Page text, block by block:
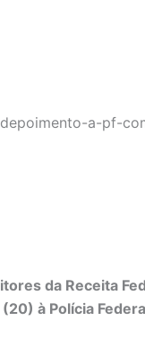
da Receita
à Polícia